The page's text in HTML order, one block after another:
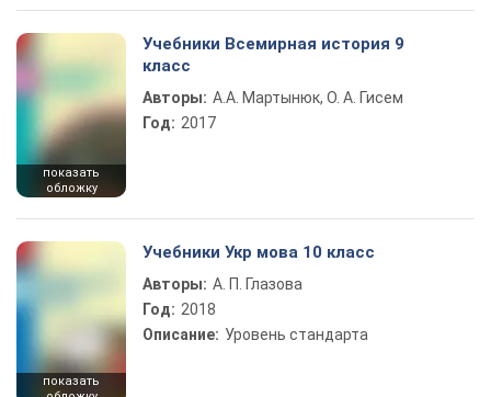
показать
обложку
Учебники Всемирная история 9
класс
Авторы: А.А. Мартынюк, О. А. Гисем
Год: 2017
показать
Учебники Укр мова 10 класс
Авторы: А. П. Глазова
Год: 2018
Описание: Уровень стандарта